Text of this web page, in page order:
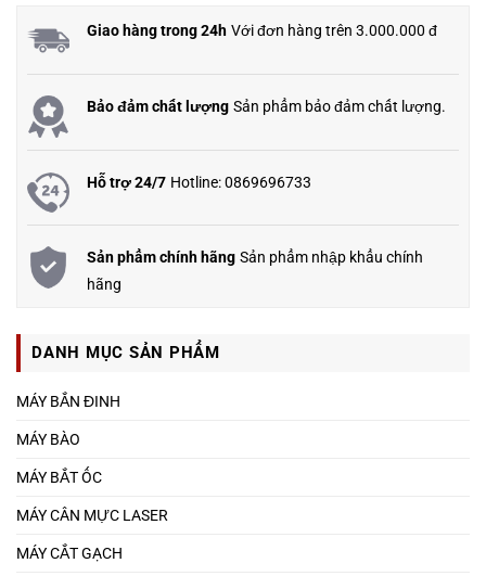
Giao hàng trong 24h Với đơn hàng trên 3.000.000 đ
Bảo đảm chất lượng Sản phẩm bảo đảm chất lượng.
Hỗ trợ 24/7 Hotline: 0869696733
Sản phẩm chính hãng Sản phẩm nhập khẩu chính
hãng
DANH MỤC SẢN PHẨM
MÁY BẮN ĐINH
MÁY BÀO
MÁY BẮT ỐC
MÁY CÂN MỰC LASER
MÁY CẮT GẠCH